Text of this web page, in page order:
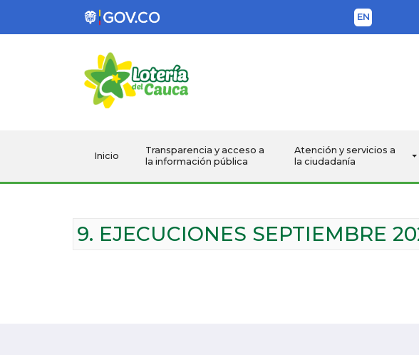
EN
Inicio
Transparencia y acceso a
la información pública
Atención y servicios a
la ciudadanía
9. EJECUCIONES SEPTIEMBRE